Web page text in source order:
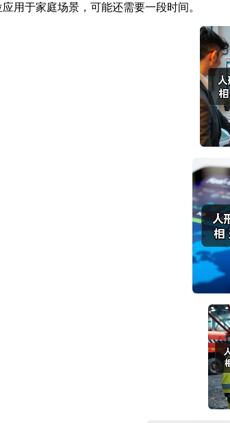
于家庭场景，可能还需要一段时间。